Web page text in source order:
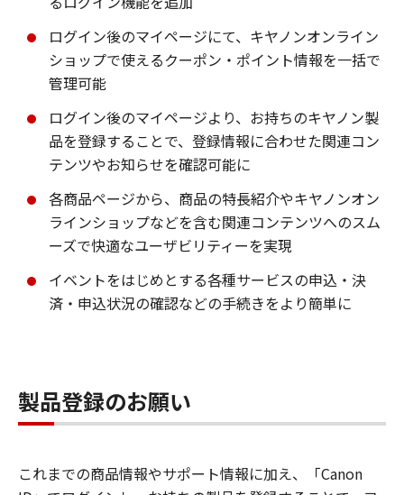
ログイン後のマイページにて、キヤノンオンライン
ショップで使えるクーポン・ポイント情報を一括で
管理可能
ログイン後のマイページより、お持ちのキヤノン製
品を登録することで、登録情報に合わせた関連コン
テンツやお知らせを確認可能に
各商品ページから、商品の特長紹介やキヤノンオン
ラインショップなどを含む関連コンテンツへのスム
ーズで快適なユーザビリティーを実現
イベントをはじめとする各種サービスの申込・決
済・申込状況の確認などの手続きをより簡単に
製品登録のお願い
これまでの商品情報やサポート情報に加え、「Canon